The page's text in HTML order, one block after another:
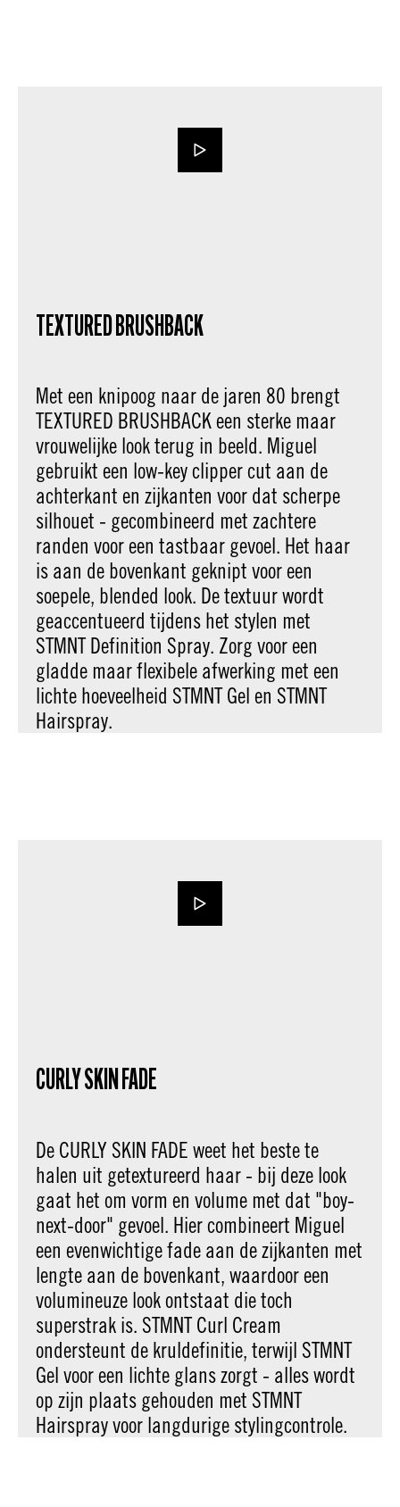
TEXTURED BRUSHBACK
Met een knipoog naar de jaren 80 brengt
TEXTURED BRUSHBACK een sterke maar
vrouwelijke look terug in beeld. Miguel
gebruikt een low-key clipper cut aan de
achterkant en zijkanten voor dat scherpe
silhouet - gecombineerd met zachtere
randen voor een tastbaar gevoel. Het haar
is aan de bovenkant geknipt voor een
soepele, blended look. De textuur wordt
geaccentueerd tijdens het stylen met
STMNT Definition Spray. Zorg voor een
gladde maar flexibele afwerking met een
lichte hoeveelheid STMNT Gel en STMNT
Hairspray.
CURLY SKIN FADE
De CURLY SKIN FADE weet het beste te
halen uit getextureerd haar - bij deze look
gaat het om vorm en volume met dat "boy-
next-door" gevoel. Hier combineert Miguel
een evenwichtige fade aan de zijkanten met
lengte aan de bovenkant, waardoor een
volumineuze look ontstaat die toch
superstrak is. STMNT Curl Cream
ondersteunt de kruldefinitie, terwijl STMNT
Gel voor een lichte glans zorgt - alles wordt
op zijn plaats gehouden met STMNT
Hairspray voor langdurige stylingcontrole.